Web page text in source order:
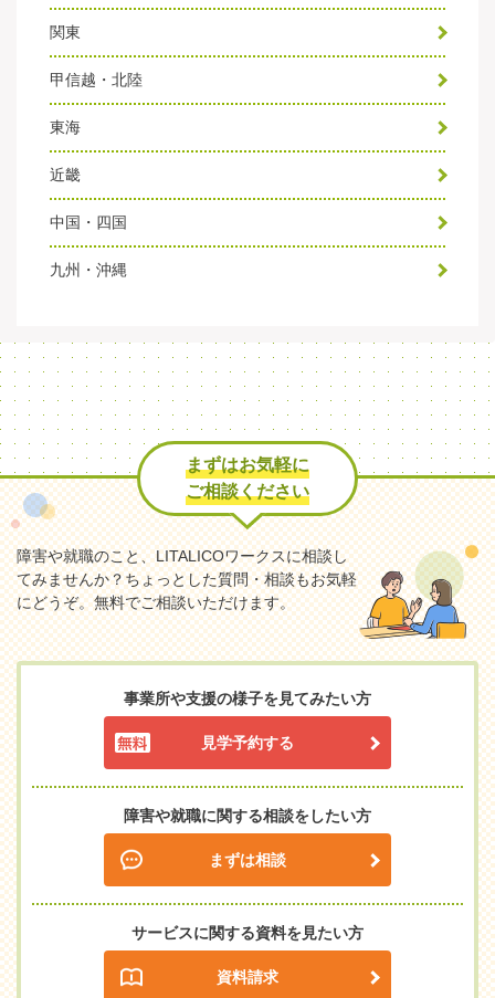
関東
甲信越・北陸
東海
近畿
中国・四国
九州・沖縄
まずはお気軽に
ご相談ください
障害や就職のこと、LITALICOワークスに相談し
てみませんか？ちょっとした質問・相談もお気軽
にどうぞ。無料でご相談いただけます。
事業所や支援の様子を見てみたい方
見学予約する
障害や就職に関する相談をしたい方
まずは相談
サービスに関する資料を見たい方
資料請求